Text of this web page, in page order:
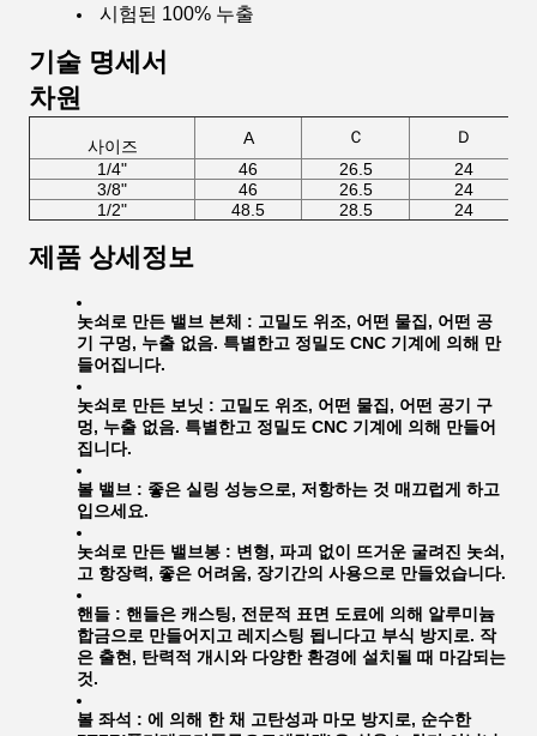
시험된 100% 누출
기술 명세서
차원
사이즈 A Ｃ
Ｄ
1/4"
46 26.5
24
3/8"
46 26.5
24
1/2"
48.5 28.5 24
제품 상세정보
놋쇠로 만든 밸브 본체 : 고밀도 위조, 어떤 물집, 어떤 공
기 구멍, 누출 없음. 특별한고 정밀도 CNC 기계에 의해 만
들어집니다.
놋쇠로 만든 보닛 : 고밀도 위조, 어떤 물집, 어떤 공기 구
멍, 누출 없음. 특별한고 정밀도 CNC 기계에 의해 만들어
집니다.
볼 밸브 : 좋은 실링 성능으로, 저항하는 것 매끄럽게 하고
입으세요.
놋쇠로 만든 밸브봉 : 변형, 파괴 없이 뜨거운 굴려진 놋쇠,
고 항장력, 좋은 어려움, 장기간의 사용으로 만들었습니다.
핸들 : 핸들은 캐스팅, 전문적 표면 도료에 의해 알루미늄
합금으로 만들어지고 레지스팅 됩니다고 부식 방지로. 작
은 출현, 탄력적 개시와 다양한 환경에 설치될 때 마감되는
것.
볼 좌석 : 에 의해 한 채 고탄성과 마모 방지로, 순수한